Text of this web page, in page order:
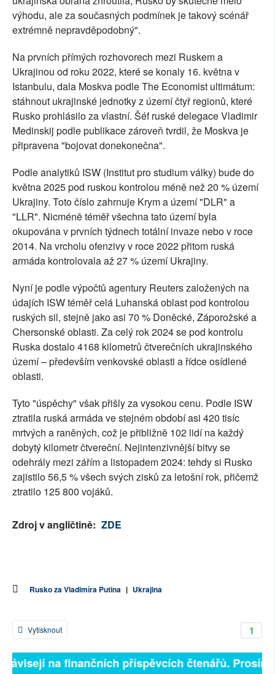
výhodu, ale za současných podmínek je takový scénář
extrémně nepravděpodobný".
Na prvních přímých rozhovorech mezi Ruskem a
Ukrajinou od roku 2022, které se konaly 16. května v
Istanbulu, dala Moskva podle The Economist ultimátum:
stáhnout ukrajinské jednotky z území čtyř regionů, které
Rusko prohlásilo za vlastní. Šéf ruské delegace Vladimir
Medinskij podle publikace zároveň tvrdil, že Moskva je
připravena "bojovat donekonečna".
Podle analytiků ISW (Institut pro studium války) bude do
května 2025 pod ruskou kontrolou méně než 20 % území
Ukrajiny. Toto číslo zahrnuje Krym a území "DLR" a
"LLR". Nicméně téměř všechna tato území byla
okupována v prvních týdnech totální invaze nebo v roce
2014. Na vrcholu ofenzivy v roce 2022 přitom ruská
armáda kontrolovala až 27 % území Ukrajiny.
Nyní je podle výpočtů agentury Reuters založených na
údajích ISW téměř celá Luhanská oblast pod kontrolou
ruských sil, stejně jako asi 70 % Doněcké, Záporožské a
Chersonské oblasti. Za celý rok 2024 se pod kontrolu
Ruska dostalo 4168 kilometrů čtverečních ukrajinského
území – především venkovské oblasti a řídce osídlené
oblasti.
Tyto "úspěchy" však přišly za vysokou cenu. Podle ISW
ztratila ruská armáda ve stejném období asi 420 tisíc
mrtvých a raněných, což je přibližně 102 lidí na každý
dobytý kilometr čtvereční. Nejintenzivnější bitvy se
odehrály mezi zářím a listopadem 2024: tehdy si Rusko
zajistilo 56,5 % všech svých zisků za letošní rok, přičemž
ztratilo 125 800 vojáků.
Zdroj v angličtině: ZDE
Rusko za Vladimíra Putina | Ukrajina
1
Vytisknout
na finančních příspěvcích čtenářů.